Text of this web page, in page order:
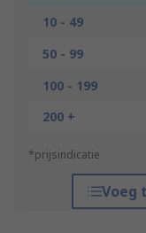
10 - 49
50 - 99
100 - 199
200 +
*prijsindicatie
Voeg